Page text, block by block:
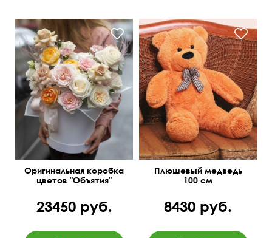
Оригинальная коробка
цветов "Объятия"
23450 руб.
Плюшевый медведь
100 см
8430 руб.